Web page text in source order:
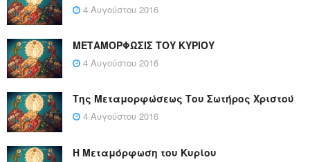
4 Αυγούστου 2016
ΜΕΤΑΜΟΡΦΩΣΙΣ ΤΟΥ ΚΥΡΙΟΥ
4 Αυγούστου 2016
Της Μεταμορφώσεως Του Σωτήρος Χριστού
4 Αυγούστου 2016
Η Μεταμόρφωση του Κυρίου